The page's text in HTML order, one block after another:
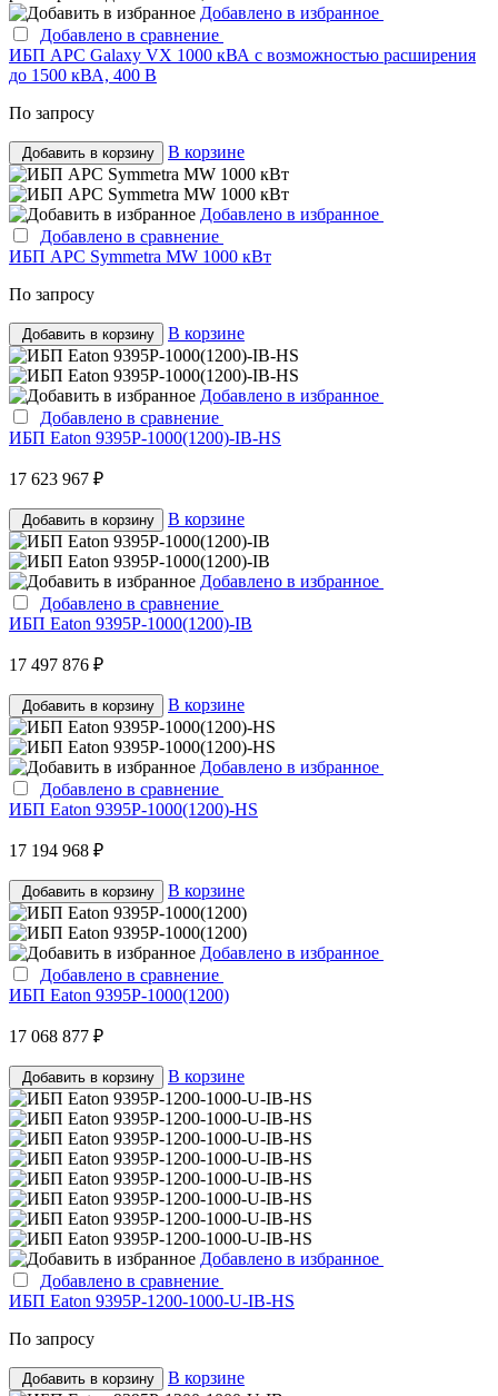
Добавлено в избранное
Добавлено в сравнение
ИБП APC Galaxy VX 1000 кВА с возможностью расширения
до 1500 кВА, 400 В
По запросу
Добавить в корзину В корзине
Добавлено в избранное
Добавлено в сравнение
ИБП APC Symmetra MW 1000 кВт
По запросу
Добавить в корзину В корзине
Добавлено в избранное
Добавлено в сравнение
ИБП Eaton 9395P-1000(1200)-IB-HS
17 623 967 ₽
Добавить в корзину В корзине
Добавлено в избранное
Добавлено в сравнение
ИБП Eaton 9395P-1000(1200)-IB
17 497 876 ₽
Добавить в корзину В корзине
Добавлено в избранное
Добавлено в сравнение
ИБП Eaton 9395P-1000(1200)-HS
17 194 968 ₽
Добавить в корзину В корзине
Добавлено в избранное
Добавлено в сравнение
ИБП Eaton 9395P-1000(1200)
17 068 877 ₽
Добавить в корзину В корзине
Добавлено в избранное
Добавлено в сравнение
ИБП Eaton 9395P-1200-1000-U-IB-HS
По запросу
Добавить в корзину В корзине